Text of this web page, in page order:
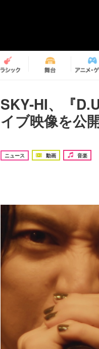
SKY-HI、『
イブ映像を公
ニュース 動画 音楽